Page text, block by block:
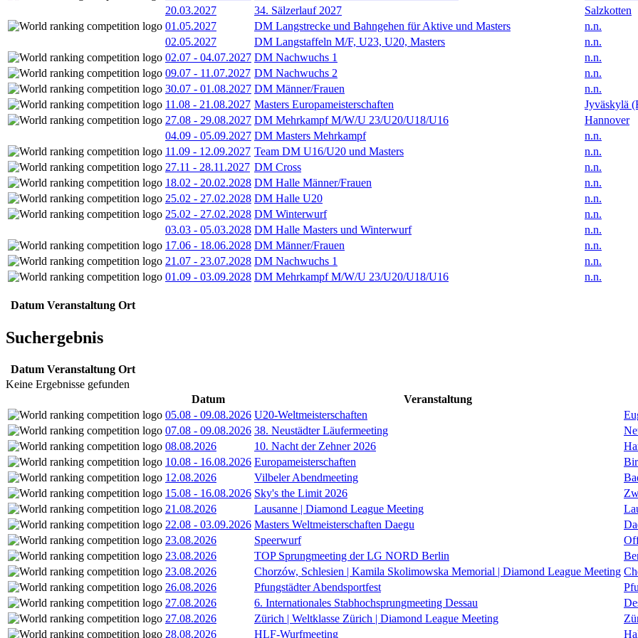
20.03.2027
34. Sälzerlauf 2027
Salzkotten
01.05.2027
DM Langstrecke und Bahngehen für Aktive und Masters
n.n.
02.05.2027
DM Langstaffeln M/F, U23, U20, Masters
n.n.
02.07 - 04.07.2027 DM Nachwuchs 1
n.n.
09.07 - 11.07.2027 DM Nachwuchs 2
n.n.
30.07 - 01.08.2027 DM Männer/Frauen
n.n.
11.08 - 21.08.2027 Masters Europameisterschaften
Jyväskylä
27.08 - 29.08.2027 DM Mehrkampf M/W/U 23/U20/U18/U16
Hannover
04.09 - 05.09.2027 DM Masters Mehrkampf
n.n.
11.09 - 12.09.2027 Team DM U16/U20 und Masters
n.n.
27.11 - 28.11.2027 DM Cross
n.n.
18.02 - 20.02.2028 DM Halle Männer/Frauen
n.n.
25.02 - 27.02.2028 DM Halle U20
n.n.
25.02 - 27.02.2028 DM Winterwurf
n.n.
03.03 - 05.03.2028 DM Halle Masters und Winterwurf
n.n.
17.06 - 18.06.2028 DM Männer/Frauen
n.n.
21.07 - 23.07.2028 DM Nachwuchs 1
n.n.
01.09 - 03.09.2028 DM Mehrkampf M/W/U 23/U20/U18/U16 n.n.
Datum Veranstaltung Ort
Suchergebnis
Datum Veranstaltung Ort
Keine Ergebnisse gefunden
Datum
Veranstaltung
05.08 - 09.08.2026 U20-Weltmeisterschaften
07.08 - 09.08.2026 38. Neustädter Läufermeeting
08.08.2026
10. Nacht der Zehner 2026
10.08 - 16.08.2026 Europameisterschaften
12.08.2026
Vilbeler Abendmeeting
15.08 - 16.08.2026 Sky's the Limit 2026
21.08.2026
Lausanne | Diamond League Meeting
22.08 - 03.09.2026 Masters Weltmeisterschaften Daegu
23.08.2026
Speerwurf
23.08.2026
TOP Sprungmeeting der LG NORD Berlin
23.08.2026
Chorzów, Schlesien | Kamila Skolimowska Memorial | Diamond League Meeting
26.08.2026
Pfungstädter Abendsportfest
27.08.2026
6. Internationales Stabhochsprungmeeting Dessau
27.08.2026
Zürich | Weltklasse Zürich | Diamond League Meeting
28.08.2026
HLF-Wurfmeeting